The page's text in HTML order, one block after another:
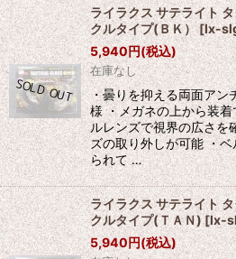
ライラクス サテライト
クルタイプ(ＢＫ）[lx-
5,940円(税込)
在庫なし
・曇りを抑える両面アン
様 ・メガネの上から装
ルレンズで視界の広さを
ズの取り外しが可能 ・
られて …
ライラクス サテライト
クルタイプ(ＴＡＮ)[lx-
5,940円(税込)